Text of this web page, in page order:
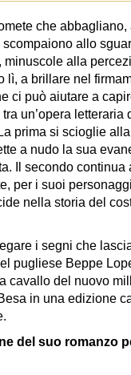
che abbagliano,
scompaiono allo
minuscole alla
lì, a brillare nel
ci può aiutare a
un’opera letteraria
prima si scioglie
a nudo la sua
Il secondo continua
per i suoi
nella storia del
i segni che
pugliese Beppe
cavallo del nuovo
in una edizione
del suo romanzo